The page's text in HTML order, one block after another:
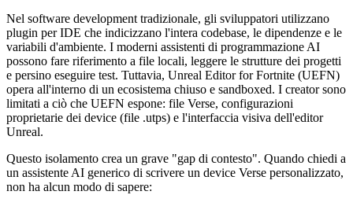
Nel software development tradizionale, gli sviluppatori utilizzano
plugin per IDE che indicizzano l'intera codebase, le dipendenze e le
variabili d'ambiente. I moderni assistenti di programmazione AI
possono fare riferimento a file locali, leggere le strutture dei progetti
e persino eseguire test. Tuttavia, Unreal Editor for Fortnite (UEFN)
opera all'interno di un ecosistema chiuso e sandboxed. I creator sono
limitati a ciò che UEFN espone: file Verse, configurazioni
proprietarie dei device (file .utps) e l'interfaccia visiva dell'editor
Unreal.
Questo isolamento crea un grave "gap di contesto". Quando chiedi a
un assistente AI generico di scrivere un device Verse personalizzato,
non ha alcun modo di sapere: